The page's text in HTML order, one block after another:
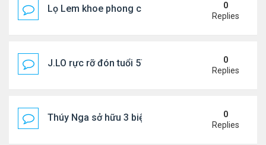
Lọ Lem khoe phong cách ở New York
0
Replies
J.LO rực rỡ đón tuổi 57 trên đất Âu
0
Replies
Thúy Nga sở hữu 3 biệt thự triệu USD ở Mỹ
0
Replies